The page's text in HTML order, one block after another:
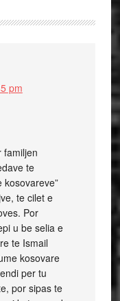
pm
familjen
te
kosovareve”
te cilet e
Por
u be selia e
te Ismail
kosovare
per tu
por sipas te